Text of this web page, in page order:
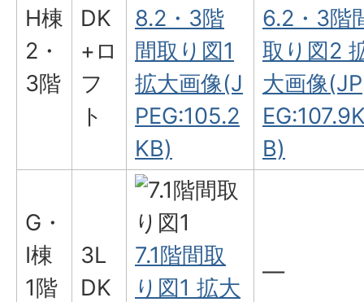
H棟
2・
3階
DK
+ロ
フ
ト
8.2・3階
間取り図1
拡大画像(J
PEG:105.2
KB)
6.2・3階
取り図2
大画像(JP
B)
G・
I棟
1階
3L
DK
7.1階間取
り図1 拡大
―